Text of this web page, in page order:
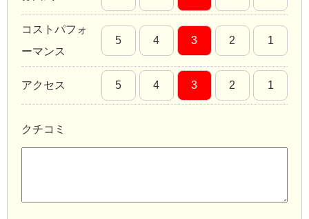
コストパフォ
ーマンス
5 4 3 2 1
アクセス 5 4 3 2 1
クチコミ